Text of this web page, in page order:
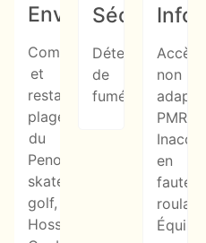
Environnement
Commerces
et
restaurants,
plage
du
Penon,
skatepark,
golf,
Hossegor,
Sécurité
Détecteur
de
fumée
Accès
non
adapté
PMR
en
fauteuil
roulant
Équipé